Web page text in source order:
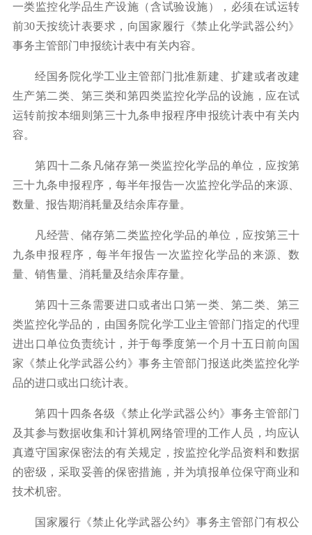
一类监控化学品生产设施（含试验设施），必须在试运转
前30天按统计表要求，向国家履行《禁止化学武器公约》
事务主管部门申报统计表中有关内容。
经国务院化学工业主管部门批准新建、扩建或者改建
生产第二类、第三类和第四类监控化学品的设施，应在试
运转前按本细则第三十九条申报程序申报统计表中有关内
容。
第四十二条凡储存第一类监控化学品的单位，应按第
三十九条申报程序，每半年报告一次监控化学品的来源、
数量、报告期消耗量及结余库存量。
凡经营、储存第二类监控化学品的单位，应按第三十
九条申报程序，每半年报告一次监控化学品的来源、数
量、销售量、消耗量及结余库存量。
第四十三条需要进口或者出口第一类、第二类、第三
类监控化学品的，由国务院化学工业主管部门指定的代理
进出口单位负责统计，并于每季度第一个月十五日前向国
家《禁止化学武器公约》事务主管部门报送此类监控化学
品的进口或出口统计表。
第四十四条各级《禁止化学武器公约》事务主管部门
及其参与数据收集和计算机网络管理的工作人员，均应认
真遵守国家保密法的有关规定，按监控化学品资料和数据
的密级，采取妥善的保密措施，并为填报单位保守商业和
技术机密。
国家履行《禁止化学武器公约》事务主管部门有权公